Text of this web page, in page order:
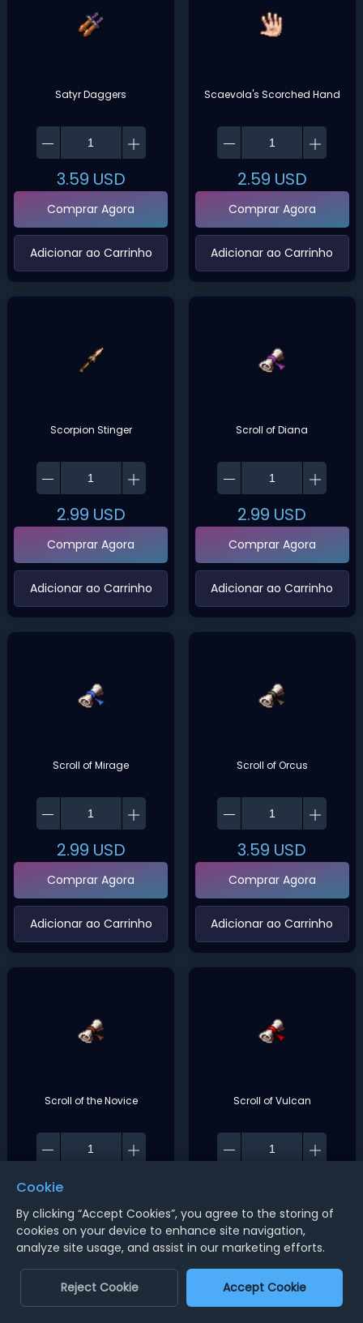
Satyr Daggers
3.59 USD
Comprar Agora
‌Adicionar ao Carrinho‌
Scaevola's Scorched Hand
2.59 USD
Comprar Agora
‌Adicionar ao Carrinho‌
Scorpion Stinger
2.99 USD
Comprar Agora
‌Adicionar ao Carrinho‌
Scroll of Diana
2.99 USD
Comprar Agora
‌Adicionar ao Carrinho‌
Scroll of Mirage
2.99 USD
Comprar Agora
‌Adicionar ao Carrinho‌
Scroll of Orcus
3.59 USD
Comprar Agora
‌Adicionar ao Carrinho‌
Scroll of the Novice
2.59
Comprar Agora
‌Adicionar ao Carrinho‌
Scroll of Vulcan
Comprar Agora
‌Adicionar ao Carrinho‌
Cookie
By clicking “Accept Cookies”, you agree to the storing of
cookies on your device to enhance site navigation,
analyze site usage, and assist in our marketing efforts.
Reject Cookie Accept Cookie